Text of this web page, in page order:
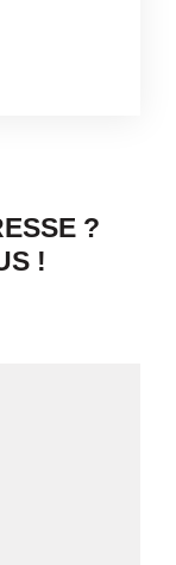
?
!